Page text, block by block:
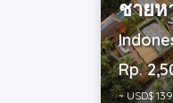
ชายห
Rp.
~ USD$